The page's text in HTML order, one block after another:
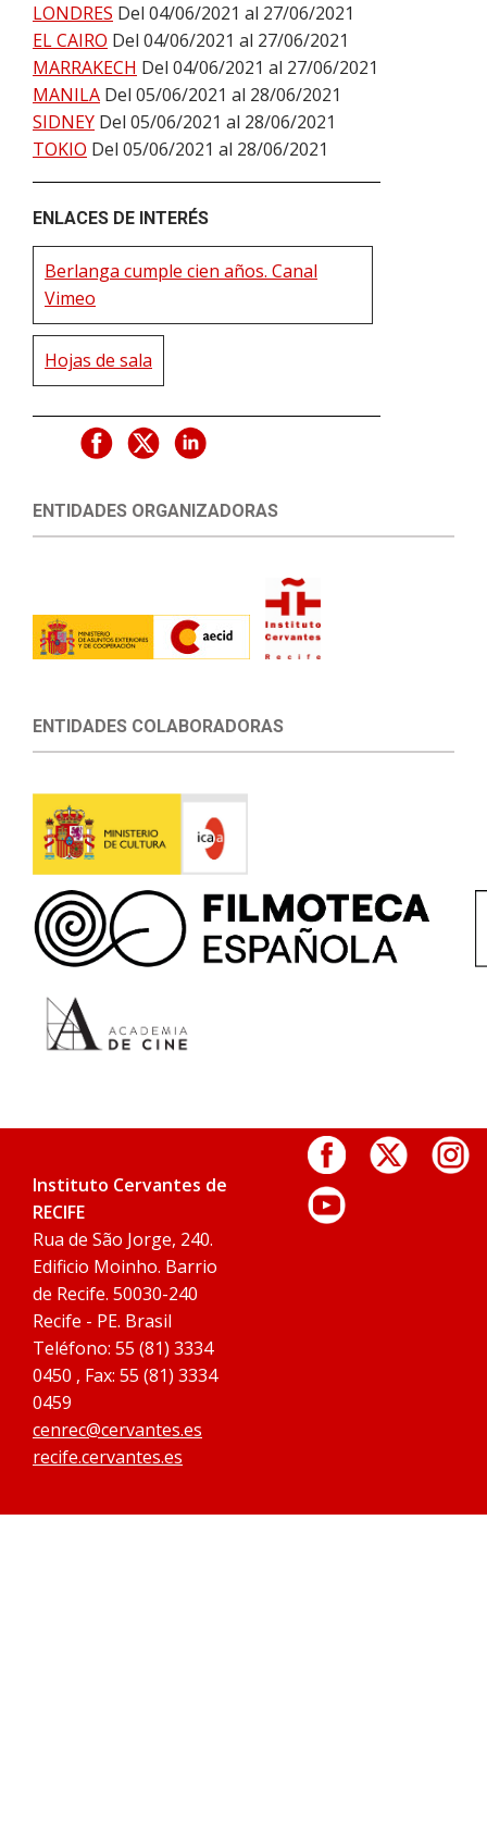
LONDRES Del 04/06/2021 al 27/06/2021
EL CAIRO Del 04/06/2021 al 27/06/2021
MARRAKECH Del 04/06/2021 al 27/06/2021
MANILA Del 05/06/2021 al 28/06/2021
SIDNEY Del 05/06/2021 al 28/06/2021
TOKIO Del 05/06/2021 al 28/06/2021
ENLACES DE INTERÉS
Berlanga cumple cien años. Canal
Vimeo
Hojas de sala
ENTIDADES ORGANIZADORAS
ENTIDADES COLABORADORAS
Instituto Cervantes de
RECIFE
Rua de São Jorge, 240.
Edificio Moinho. Barrio
de Recife. 50030-240
Recife - PE. Brasil
Teléfono: 55 (81) 3334
0450 , Fax: 55 (81) 3334
0459
cenrec@cervantes.es
recife.cervantes.es